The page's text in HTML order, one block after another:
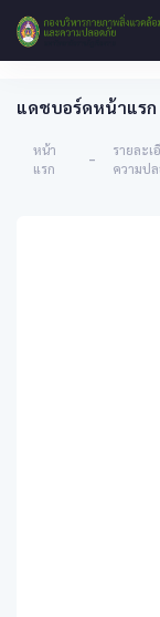
แดชบอร์ดหน้าแรก
หน้า
แรก
-
รายละ
ความป